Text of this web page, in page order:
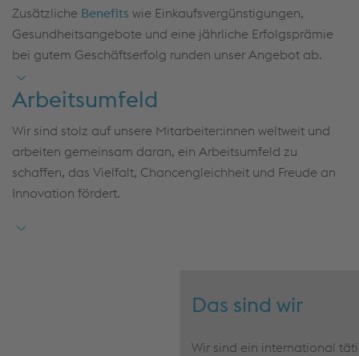
Zusätzliche Benefits wie Einkaufsvergünstigungen,
Gesundheitsangebote und eine jährliche Erfolgsprämie
bei gutem Geschäftserfolg runden unser Angebot ab.
Arbeitsumfeld
Wir sind stolz auf unsere Mitarbeiter:innen weltweit und
arbeiten gemeinsam daran, ein Arbeitsumfeld zu
schaffen, das Vielfalt, Chancengleichheit und Freude an
Innovation fördert.
Das sind wir
Wir sind ein international